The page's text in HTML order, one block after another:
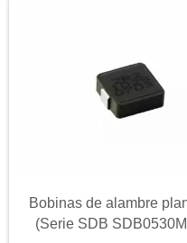
Bobinas de alambre
(Serie SDB